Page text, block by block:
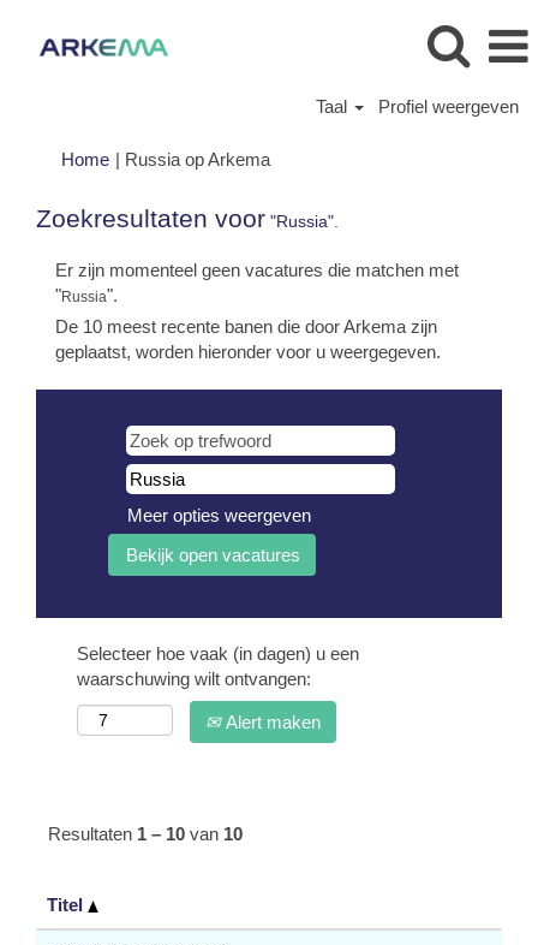
Taal Profiel weergeven
Home | Russia op Arkema(huidige
Zoekresultaten voor "Russia".
Er zijn momenteel geen vacatures die matchen met
"Russia".
De 10 meest recente banen die door Arkema zijn
geplaatst, worden hieronder voor u weergegeven.
Meer opties weergeven
Selecteer hoe vaak (in dagen) u een
waarschuwing wilt ontvangen:
Alert maken
Resultaten 1 – 10 van 10
Titel